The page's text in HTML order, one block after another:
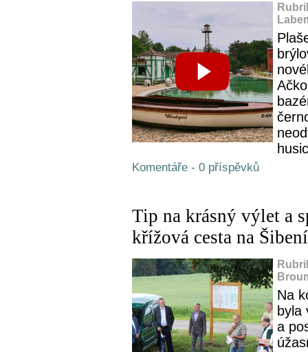
Komentáře - 0 příspěvků
Tip na krásný výlet a
křížová cesta na
Na
byla
a